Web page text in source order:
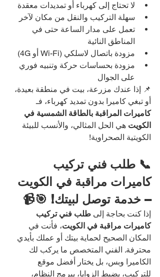
لا تحتاج إلى كهرباء أو تمديدات معقدة
سهلة التركيب والنقل من مكان لآخر
تعمل على مدار الساعة حتى في
المناطق النائية
مزودة باتصال لاسلكي (Wi-Fi أو 4G)
مزودة بحساسات حركة وتنبيه فوري
على الجوال
📌 إذا عندك مزرعة، بيت في منطقة بعيدة،
أو تبغي كاميرا بدون تمديد كهرباء، فـ
كاميرات المراقبة بالطاقة الشمسية في
الكويت هي الحل المثالي، والأنسب للبيئة
الكويتية الصحراوية!
📞 طلب فني تركيب
كاميرات مراقبة في الكويت
– خدمة توصل لبيتك! 🎯📹
إذا كنت بحاجة إلى طلب فني تركيب
كاميرات مراقبة في الكويت، فأنت في
المكان الصحيح لحماية بيتك أو عملك بأيدي
محترفة. الفني المتخصص ما يركب لك
الكاميرا وبس، بل يختار أفضل موقع
للتركيب، يضبط الزوايا، يبرمج النظام،